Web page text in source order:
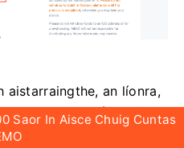
aistarraingthe, an líonra,
siar ansin cliceáil[Cuir
Saor In Aisce Chuig Cuntas